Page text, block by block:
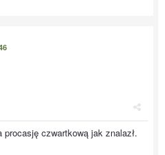
procasję czwartkową jak znalazł.